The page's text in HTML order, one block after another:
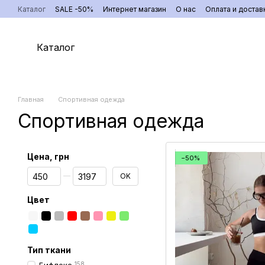
Перейти к основному контенту
Каталог SALE -50% Интернет магазин О нас Оплата и
Каталог
Главная Спортивная одежда
Спортивная одежда
−50%
Цена, грн
От Цена, грн
До Цена, грн OK
Цвет
Тип ткани